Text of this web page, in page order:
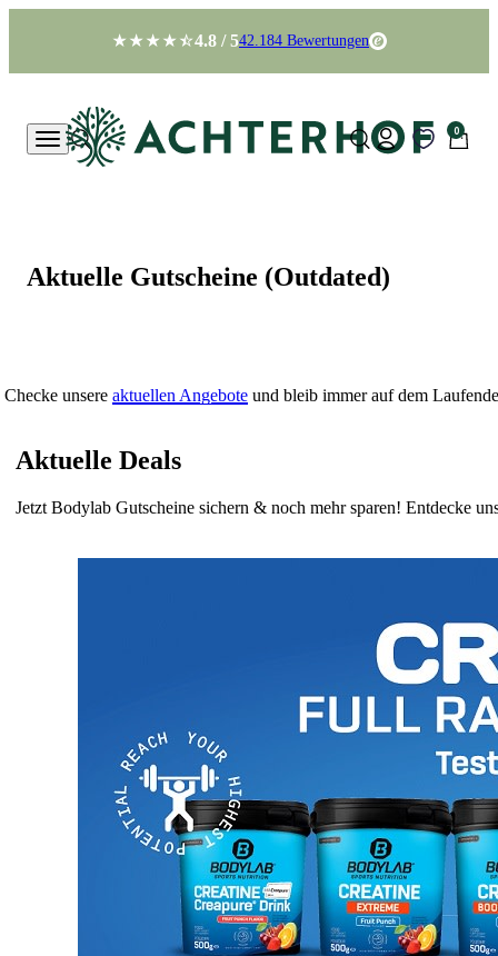
4.8 / 542.184 Bewertungen
MenüSuche
Achterhof
SucheKonto 0 Artikel
0
Aktuelle Gutscheine (Outdated)
Checke unsere aktuellen Angebote und bleib immer auf dem
Aktuelle Deals
Jetzt Bodylab Gutscheine sichern & noch mehr sparen! Entdecke